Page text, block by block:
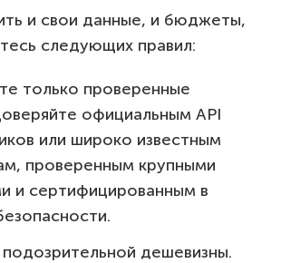
и свои данные, и бюджеты,
следующих правил:
только проверенные
официальным API
или широко известным
проверенным крупными
и сертифицированным в
подозрительной дешевизны.